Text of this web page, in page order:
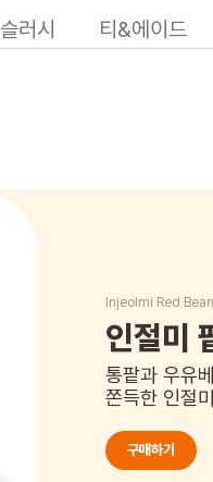
슬러시 티&에이드
Injeolmi Red
인절미
통팥과 우유
쫀득한 인절
구매하기